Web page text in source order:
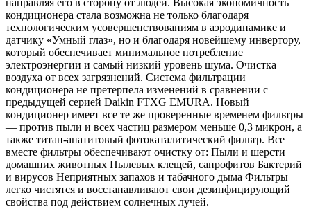
направляя его в сторону от людей. Высокая экономичность
кондиционера стала возможна не только благодаря
технологическим усовершенствованиям в аэродинамике и
датчику «Умный глаз», но и благодаря новейшему инвертору,
который обеспечивает минимальное потребление
электроэнергии и самый низкий уровень шума. Очистка
воздуха от всех загрязнений. Система фильтрации
кондиционера не претерпела изменений в сравнении с
предыдущей серией Daikin FTXG EMURA. Новый
кондиционер имеет все те же проверенные временем фильтры
— против пыли и всех частиц размером меньше 0,3 микрон, а
также титан-апатитовый фотокаталитический фильтр. Все
вместе фильтры обеспечивают очистку от: Пыли и шерсти
домашних животных Пылевых клещей, сапрофитов Бактерий
и вирусов Неприятных запахов и табачного дыма Фильтры
легко чистятся и восстанавливают свои дезинфицирующий
свойства под действием солнечных лучей.